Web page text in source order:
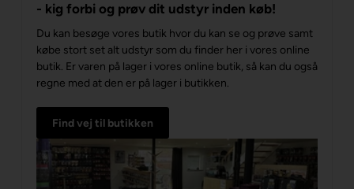
- kig forbi og prøv dit udstyr inden køb!
Du kan besøge vores butik hvor du kan se og prøve samt
købe stort set alt udstyr som du finder her i vores online
butik. Er varen på lager i vores online butik, så kan du også
regne med at den er på lager i butikken.
Find vej til butikken